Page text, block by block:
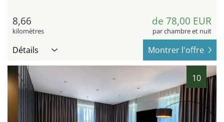
8,66
kilomètres
de 78,00 EUR
par chambre et nuit
Détails Montrer l'offre
10